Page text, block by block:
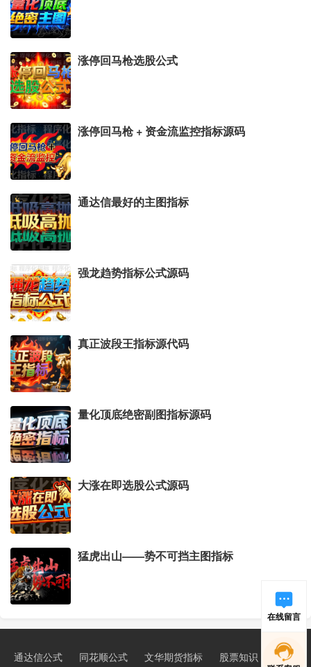
涨停回马枪选股公式
涨停回马枪 + 资金流监控指标源码
通达信最好的主图指标
强龙趋势指标公式源码
真正波段王指标源代码
量化顶底绝密副图指标源码
大涨在即选股公式源码
猛虎出山——势不可挡主图指标
通达信公式 同花顺公式 文华期货指标 股票知识
新手学
在线留言